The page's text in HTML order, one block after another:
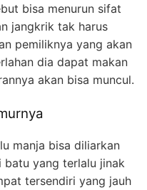
bisa menurun sifat
jangkrik tak harus
pemiliknya yang akan
dia dapat makan
akan bisa muncul.
manja bisa diliarkan
batu yang terlalu jinak
tersendiri yang jauh